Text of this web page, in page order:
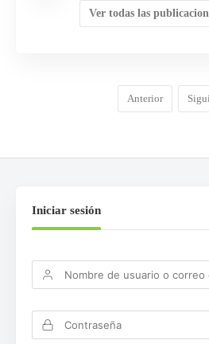
Ver todas las
Anterior
Iniciar sesión